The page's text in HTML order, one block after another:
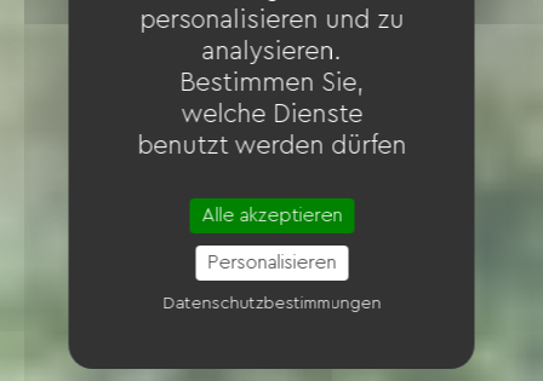
personalisieren und zu
analysieren.
Bestimmen Sie,
welche Dienste
benutzt werden dürfen
Alle akzeptieren
Personalisieren
Datenschutzbestimmungen